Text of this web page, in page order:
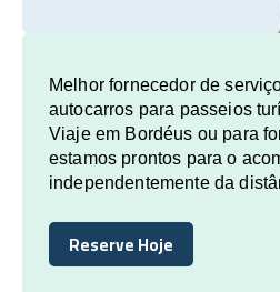
Melhor fornecedor de
autocarros para passeios
Viaje em Bordéus ou para
estamos prontos para o
independentemente da
Reserve Hoje
Reserve Hoje